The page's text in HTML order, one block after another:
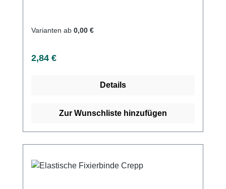
von Wundauflagen und Verbänden
Sehr gute Bindehaftung Leichte und
mit Wasserdampf Kaufen Sie jetzt Elastische
Varianten ab 0,00 €
Regulärer Preis:
2,84 €
Details
Zur Wunschliste hinzufügen